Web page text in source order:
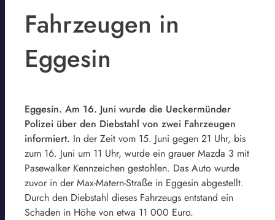
Fahrzeugen in
Eggesin
Eggesin. Am 16. Juni wurde die Ueckermünder
Polizei über den Diebstahl von zwei Fahrzeugen
informiert. In der Zeit vom 15. Juni gegen 21 Uhr, bis
zum 16. Juni um 11 Uhr, wurde ein grauer Mazda 3 mit
Pasewalker Kennzeichen gestohlen. Das Auto wurde
zuvor in der Max-Matern-Straße in Eggesin abgestellt.
Durch den Diebstahl dieses Fahrzeugs entstand ein
Schaden in Höhe von etwa 11 000 Euro.